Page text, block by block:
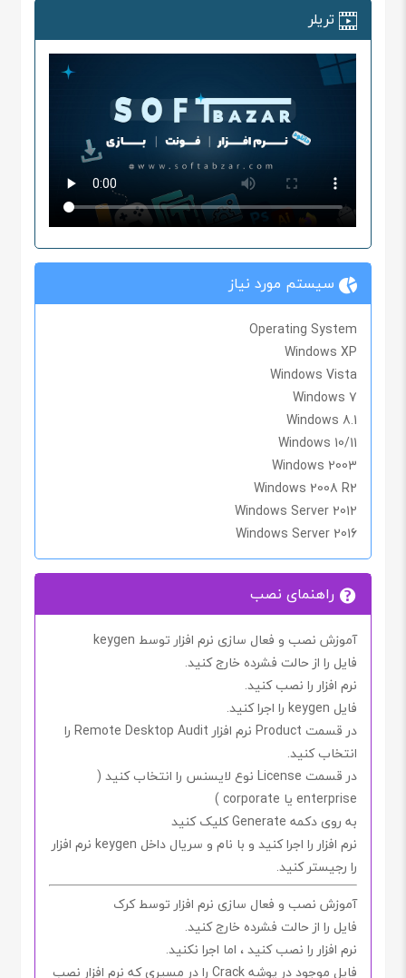
تریلر
سیستم مورد نیاز
Operating System
Windows XP
Windows Vista
Windows 7
Windows 8.1
Windows 10/11
Windows 2003
Windows 2008 R2
Windows Server 2012
Windows Server 2016
راهنمای نصب
آموزش نصب و فعال سازی نرم افزار توسط keygen
فایل را از حالت فشرده خارج کنید.
نرم افزار را نصب کنید.
فایل keygen را اجرا کنید.
در قسمت Product نرم افزار Remote Desktop Audit را
انتخاب کنید.
در قسمت License نوع لایسنس را انتخاب کنید (
enterprise یا corporate
)
به روی دکمه Generateکلیک کنید
نرم افزار را اجرا کنید و با نام و سریالداخل keygen نرم افزار
را رجیستر کنید.
آموزش نصب و فعال سازی نرم افزار توسط کرک
فایل را از حالت فشرده خارج کنید.
نرم افزار را نصب کنید ، اما اجرا نکنید.
فایل موجود در پوشهCrack را در مسیری که نرم افزار نصب